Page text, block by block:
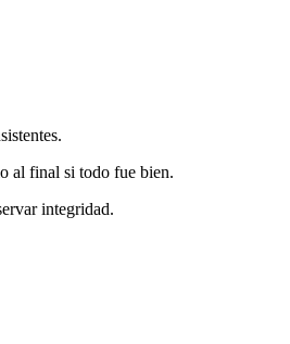
al final si todo fue bien.
integridad.